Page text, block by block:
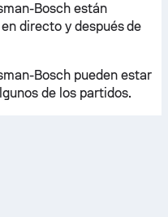
Bosch están
directo y después de
Bosch pueden estar
de los partidos.